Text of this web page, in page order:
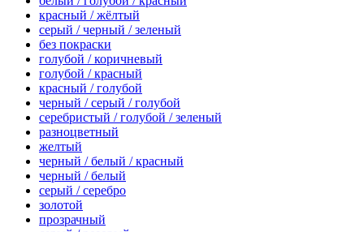
красный / жёлтый
серый / черный / зеленый
без покраски
голубой / коричневый
голубой / красный
красный / голубой
черный / серый / голубой
серебристый / голубой / зеленый
разноцветный
желтый
черный / белый / красный
черный / белый
серый / серебро
золотой
прозрачный